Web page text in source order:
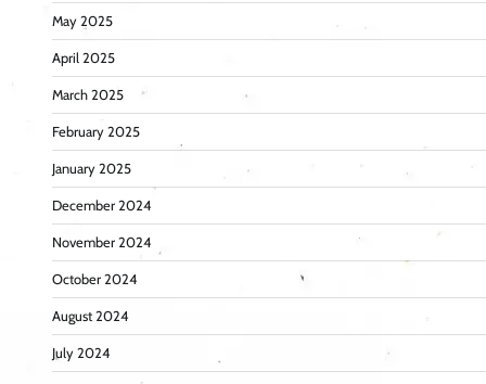
May 2025
April 2025
March 2025
February 2025
January 2025
December 2024
November 2024
October 2024
August 2024
July 2024